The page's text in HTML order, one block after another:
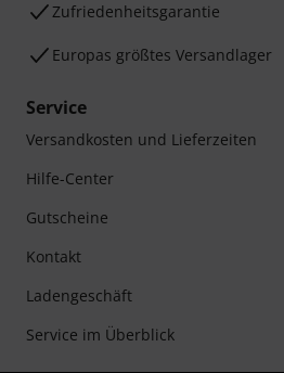
Zufriedenheitsgarantie
Europas größtes Versandlager
Service
Versandkosten und Lieferzeiten
Hilfe-Center
Gutscheine
Kontakt
Ladengeschäft
Service im Überblick